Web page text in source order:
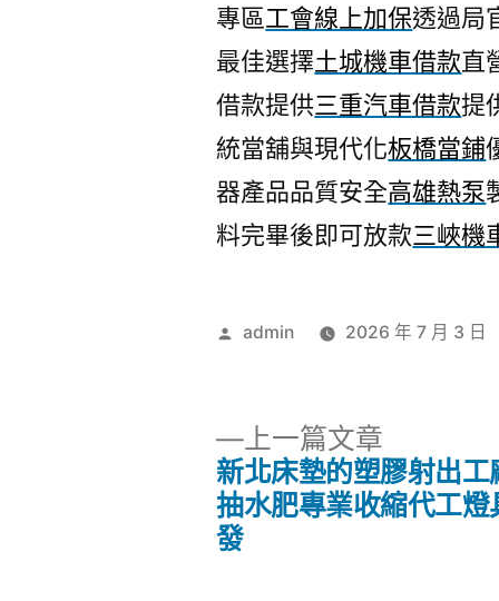
專區工會線上加保透過局
最佳選擇土城機車借款直
借款提供三重汽車借款提
統當舖與現代化板橋當鋪
器產品品質安全高雄熱泵
料完畢後即可放款三峽機
作
admin 2026 年 7 月 3 日
上一篇文章
一
篇
新北床墊的塑膠射出工
抽水肥專業收縮代工燈
發